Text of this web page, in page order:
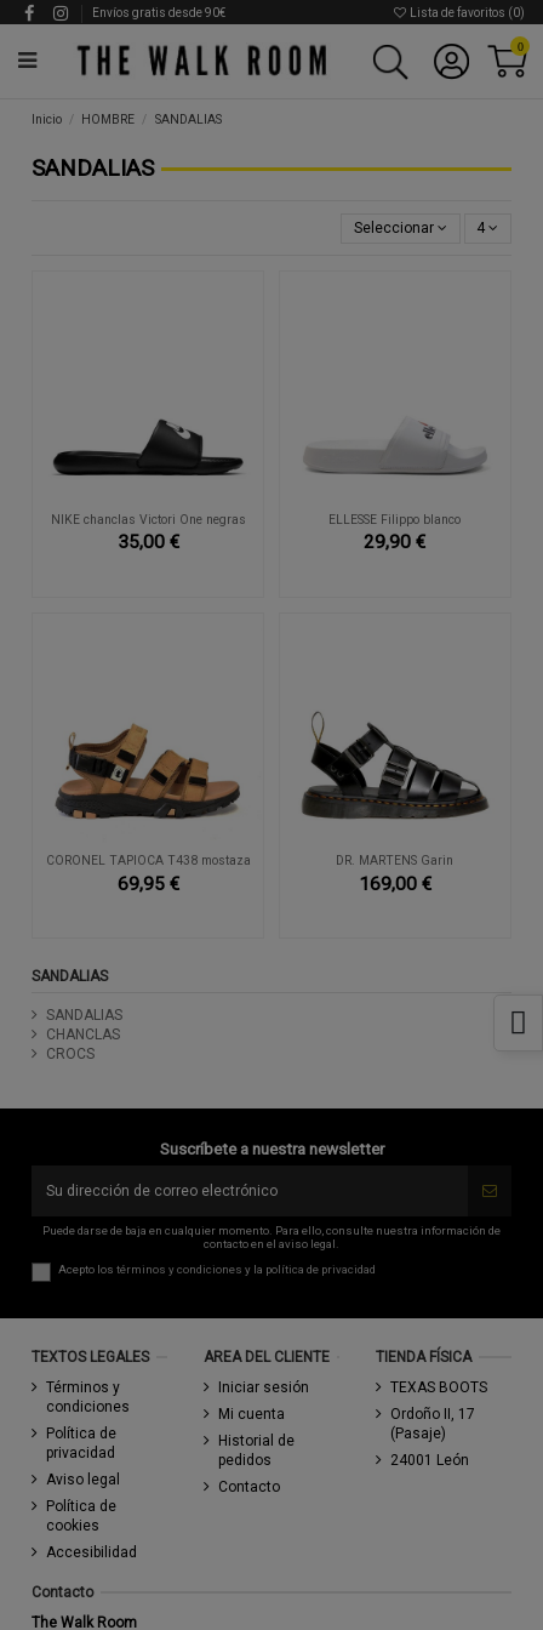
Envíos gratis desde 90€ Lista de favoritos (0)
0
Inicio HOMBRE SANDALIAS
SANDALIAS
Seleccionar 4
NIKE chanclas Victori One negras
35,00 €
ELLESSE Filippo blanco
29,90 €
CORONEL TAPIOCA T438 mostaza
69,95 €
DR. MARTENS Garin
169,00 €
SANDALIAS
SANDALIAS
CHANCLAS
CROCS
Suscríbete a nuestra newsletter
Puede darse de baja en cualquier momento. Para ello, consulte nuestra información de
contacto en el aviso legal.
Acepto lostérminos y condiciones y la política de privacidad
TEXTOS LEGALES
Términos y
condiciones
Política de
privacidad
Aviso legal
Política de
cookies
Accesibilidad
AREA DEL CLIENTE
Iniciar sesión
Mi cuenta
Historial de
pedidos
Contacto
TIENDA FÍSICA
TEXAS BOOTS
Ordoño II, 17
(Pasaje)
24001 León
Contacto
The Walk Room